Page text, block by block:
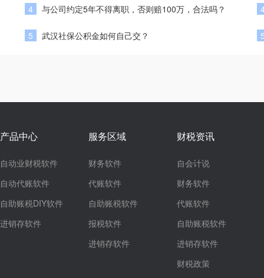
4 与公司约定5年不得离职，否则赔100万，合法吗？
5 武汉社保公积金如何自己交？
产品中心
自动业财税软件
自动代账软件
自助账税DIY软件
进销存软件
服务区域
财务软件
代账软件
自助账税软件
报税软件
进销存软件
财税资讯
自会计说
财务软件
代账软件
自助账税软件
进销存软件
财税政策